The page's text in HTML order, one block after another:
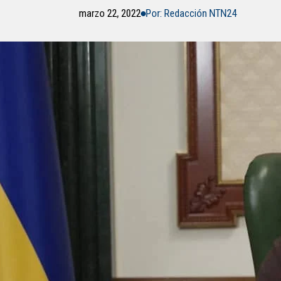
marzo 22, 2022 Por: Redacción NTN24